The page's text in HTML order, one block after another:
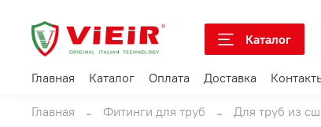
Каталог
Главная Каталог Оплата Доставка
Главная Фитинги для труб Для труб из